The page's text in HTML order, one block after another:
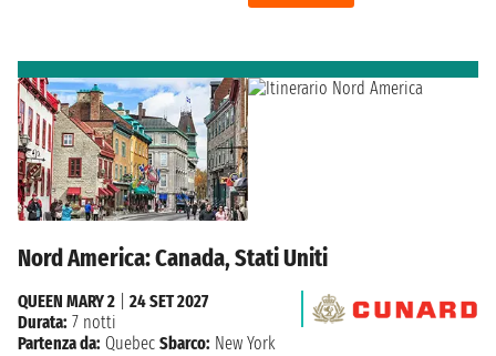
Nord America: Canada, Stati Uniti
QUEEN MARY 2
24 SET 2027
Durata: 7 notti
Partenza da: Quebec Sbarco: New York